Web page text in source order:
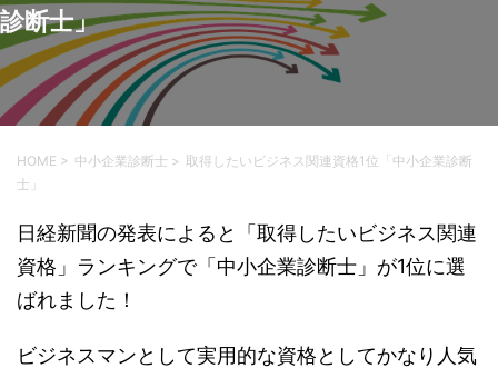
診断士」
HOME > 中小企業診断士 > 取得したいビジネス関連資格1位「中小企業診断
士」
日経新聞の発表によると「取得したいビジネス関連
資格」ランキングで「中小企業診断士」が1位に選
ばれました！
ビジネスマンとして実用的な資格としてかなり人気